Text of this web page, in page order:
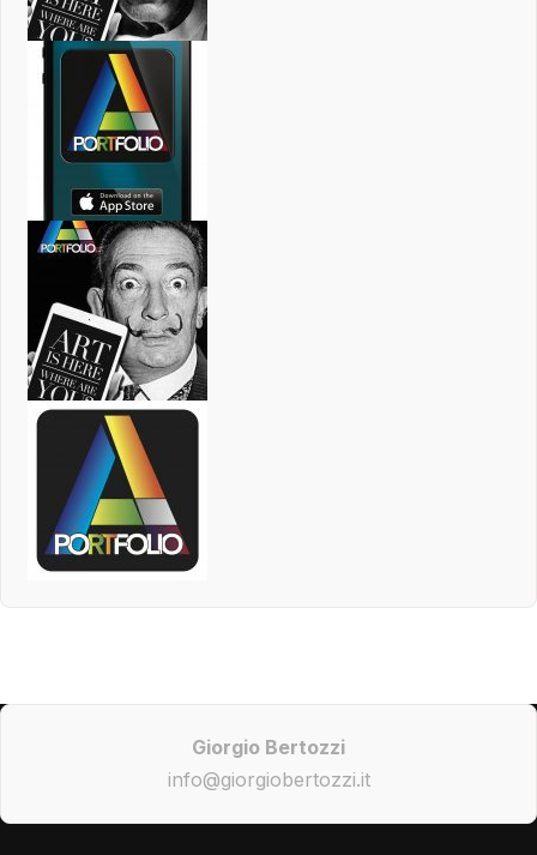
Giorgio Bertozzi
info@giorgiobertozzi.it